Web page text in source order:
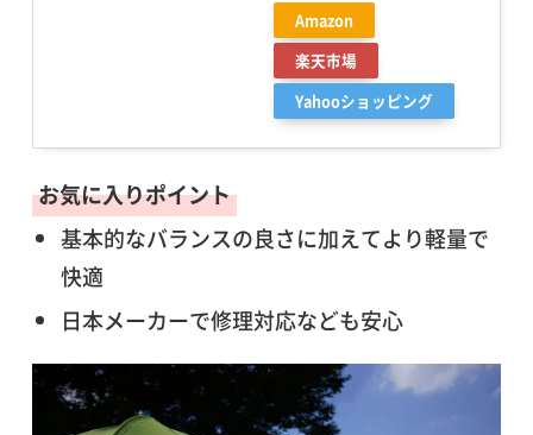
Amazon
楽天市場
Yahooショッピング
お気に入りポイント
基本的なバランスの良さに加えてより軽量で
快適
日本メーカーで修理対応なども安心